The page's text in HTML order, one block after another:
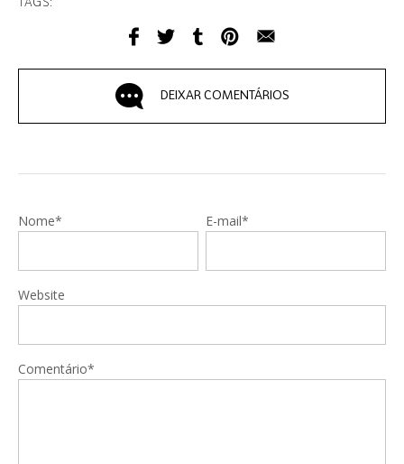
TAGS:
DEIXAR COMENTÁRIOS
Nome* E-mail*
Website
Comentário*